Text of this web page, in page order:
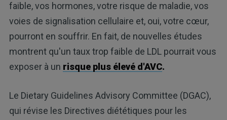
faible, vos hormones, votre risque de maladie, vos
voies de signalisation cellulaire et, oui, votre cœur,
pourront en souffrir. En fait, de nouvelles études
montrent qu'un taux trop faible de LDL pourrait vous
exposer à un risque plus élevé d'AVC.
Le Dietary Guidelines Advisory Committee (DGAC),
qui révise les Directives diététiques pour les